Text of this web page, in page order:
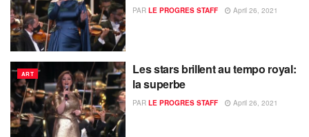
PAR LE PROGRES STAFF April 26, 2021
ART
Les stars brillent au tempo royal:
la superbe
PAR LE PROGRES STAFF April 26, 2021